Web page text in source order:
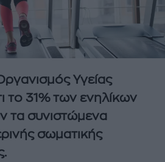
Υγείας
το 31% των ενηλίκων
τα συνιστώμενα
σωματικής